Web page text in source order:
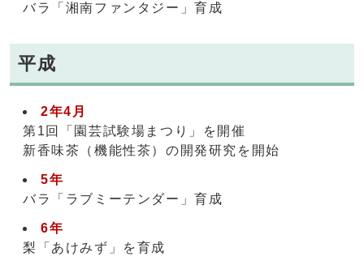
バラ「湘南ファンタジー」育成
平成
2年4月
第1回「園芸試験場まつり」を開催
新香味茶（機能性茶）の開発研究を開始
5年
バラ「ラブミーテンダー」育成
6年
梨「あけみず」を育成